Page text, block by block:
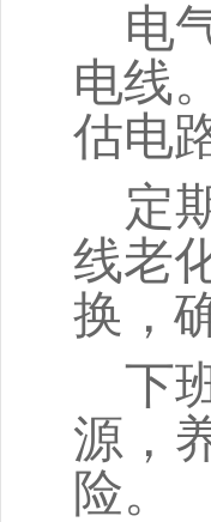
电
电线
估电
定
线老
换，
下
源，
险。